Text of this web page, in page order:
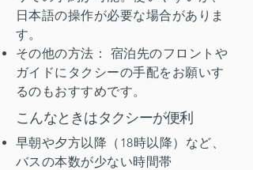
日本語の操作が必要な場合がありま
す。
その他の方法： 宿泊先のフロントや
ガイドにタクシーの手配をお願いす
るのもおすすめです。
こんなときはタクシーが便利
早朝や夕方以降（18時以降）など、
バスの本数が少ない時間帯